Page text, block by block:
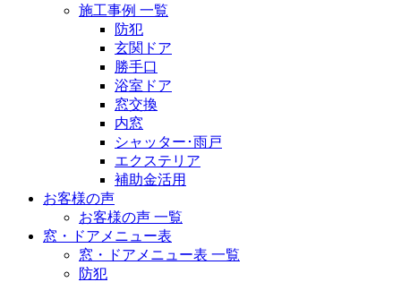
施工事例 一覧
防犯
玄関ドア
勝手口
浴室ドア
窓交換
内窓
シャッター･雨戸
エクステリア
補助金活用
お客様の声
お客様の声 一覧
窓・ドアメニュー表
窓・ドアメニュー表 一覧
防犯